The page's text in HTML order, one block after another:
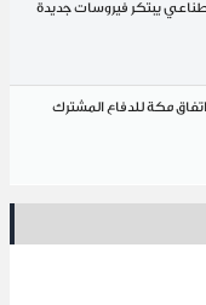
فيروسات جديدة
المشترك